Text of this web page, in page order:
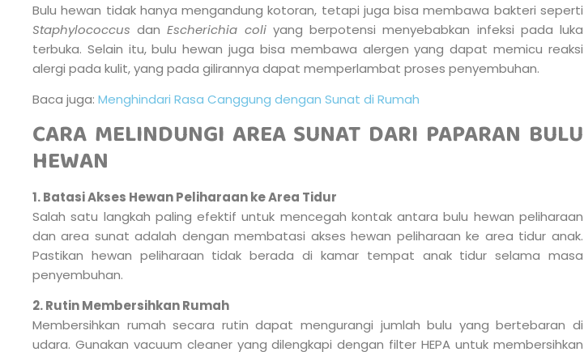
Bulu hewan tidak hanya mengandung kotoran, tetapi juga bisa membawa bakteri seperti
Staphylococcus danEscherichia coliyang berpotensi menyebabkan infeksi pada luka
terbuka. Selain itu, bulu hewan juga bisa membawa alergen yang dapat memicu reaksi
alergi pada kulit, yang pada gilirannya dapat memperlambat proses penyembuhan.
Baca juga: Menghindari Rasa Canggung dengan Sunat di Rumah
CARA MELINDUNGI AREA SUNAT DARI PAPARAN BULU
HEWAN
1. Batasi Akses Hewan Peliharaan ke Area Tidur
Salah satu langkah paling efektif untuk mencegah kontak antara bulu hewan peliharaan
dan area sunat adalah dengan membatasi akses hewan peliharaan ke area tidur anak.
Pastikan hewan peliharaan tidak berada di kamar tempat anak tidur selama masa
penyembuhan.
2. Rutin Membersihkan Rumah
Membersihkan rumah secara rutin dapat mengurangi jumlah bulu yang bertebaran di
udara. Gunakan vacuum cleaner yang dilengkapi dengan filter HEPA untuk membersihkan